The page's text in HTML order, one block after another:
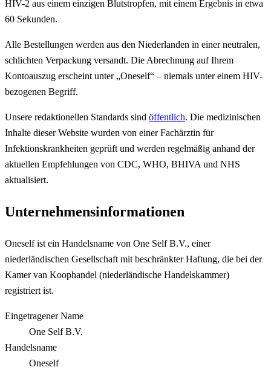
HIV-2 aus einem einzigen Blutstropfen, mit einem Ergebnis in etwa
60 Sekunden.
Alle Bestellungen werden aus den Niederlanden in einer neutralen,
schlichten Verpackung versandt. Die Abrechnung auf Ihrem
Kontoauszug erscheint unter „Oneself“ – niemals unter einem HIV-
bezogenen Begriff.
Unsere redaktionellen Standards sind öffentlich. Die medizinischen
Inhalte dieser Website wurden von einer Fachärztin für
Infektionskrankheiten geprüft und werden regelmäßig anhand der
aktuellen Empfehlungen von CDC, WHO, BHIVA und NHS
aktualisiert.
Unternehmensinformationen
Oneself ist ein Handelsname von One Self B.V., einer
niederländischen Gesellschaft mit beschränkter Haftung, die bei der
Kamer van Koophandel (niederländische Handelskammer)
registriert ist.
Eingetragener Name
One Self B.V.
Handelsname
Oneself